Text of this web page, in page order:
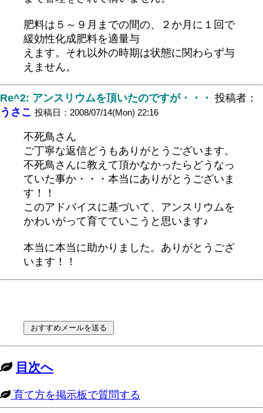
肥料は５～９月までの間の、２か月に１回で
緩効性化成肥料を適量与
えます。それ以外の時期は状態に関わらず与
えません。
Re^2: アンスリウムを頂いたのですが・・・ 投稿者：
うさこ 投稿日：2008/07/14(Mon) 22:16
不死鳥さん
ご丁寧な返信どうもありがとうございます。
不死鳥さんに教えて頂かなかったらどうなっ
ていた事か・・・本当にありがとうございま
す！！
このアドバイスに基づいて、アンスリウムを
かわいがって育てていこうと思います♪
本当に本当に助かりました。ありがとうござ
います！！
目次へ
育て方を掲示板で質問する